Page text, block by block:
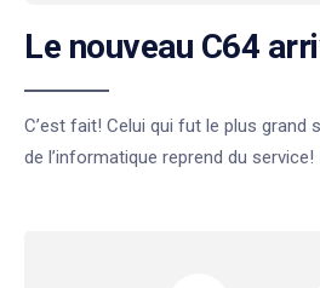
Le nouveau C64
C’est fait! Celui qui fut le plus grand
de l’informatique reprend du service!